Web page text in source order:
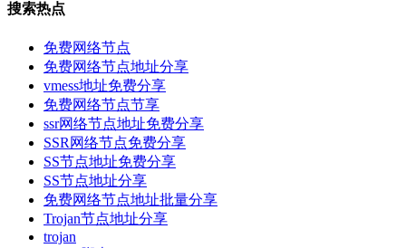
搜索热点
免费网络节点
免费网络节点地址分享
vmess地址免费分享
免费网络节点节享
ssr网络节点地址免费分享
SSR网络节点免费分享
SS节点地址免费分享
SS节点地址分享
免费网络节点地址批量分享
Trojan节点地址分享
trojan